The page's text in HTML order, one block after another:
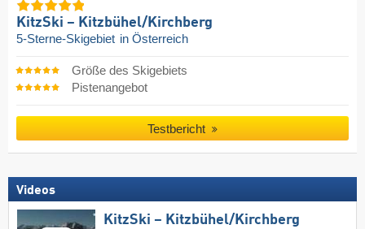
KitzSki – Kitzbühel/​Kirchberg
5-Sterne-Skigebiet in Österreich
Größe des Skigebiets
Pistenangebot
Testbericht
Videos
KitzSki – Kitzbühel/​Kirchberg